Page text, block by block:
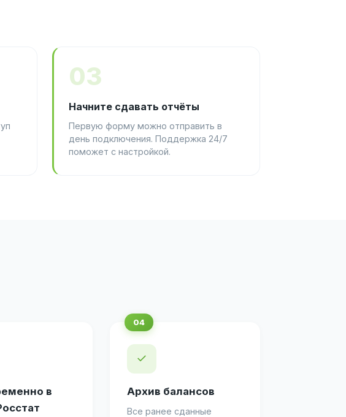
03
Начните сдавать отчёты
Первую форму можно отправить в
день подключения. Поддержка 24/7
поможет с настройкой.
в
✓
Архив балансов
Все ранее сданные